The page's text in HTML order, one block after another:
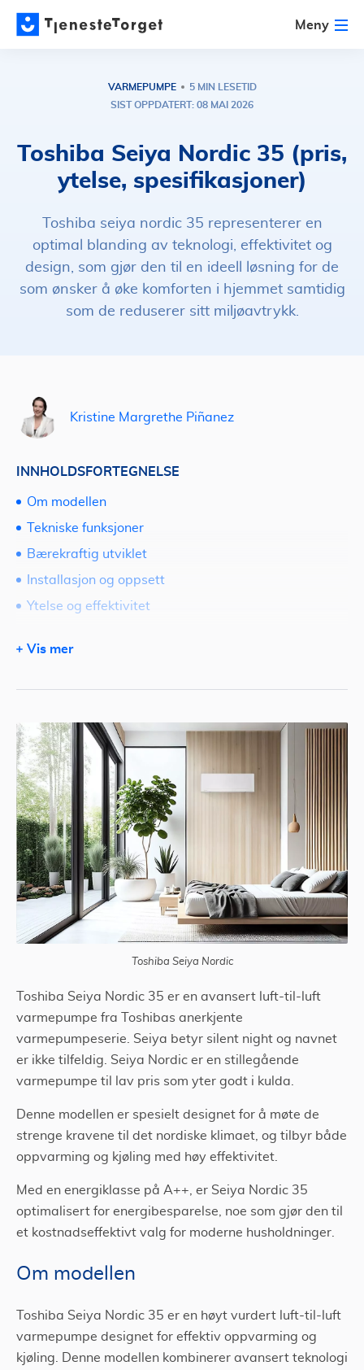
Meny
VARMEPUMPE
5 MIN LESETID
SIST OPPDATERT: 08 MAI 2026
Toshiba Seiya Nordic 35 (pris,
ytelse, spesifikasjoner)
Toshiba seiya nordic 35 representerer en
optimal blanding av teknologi, effektivitet og
design, som gjør den til en ideell løsning for de
som ønsker å øke komforten i hjemmet samtidig
som de reduserer sitt miljøavtrykk.
Toshiba Seiya Nordic
Toshiba Seiya Nordic 35 er en avansert luft-til-luft
varmepumpe fra Toshibas anerkjente
varmepumpeserie. Seiya betyr silent night og navnet
er ikke tilfeldig. Seiya Nordic er en stillegående
varmepumpe til lav pris som yter godt i kulda.
Denne modellen er spesielt designet for å møte de
strenge kravene til det nordiske klimaet, og tilbyr både
oppvarming og kjøling med høy effektivitet.
Med en energiklasse på A++, er Seiya Nordic 35
optimalisert for energibesparelse, noe som gjør den til
et kostnadseffektivt valg for moderne husholdninger.
Om modellen
Toshiba Seiya Nordic 35 er en høyt vurdert luft-til-luft
varmepumpe designet for effektiv oppvarming og
kjøling. Denne modellen kombinerer avansert teknologi
Kristine Margrethe Piñanez
INNHOLDSFORTEGNELSE
Om modellen
Tekniske funksjoner
Bærekraftig utviklet
Installasjon og oppsett
Ytelse og effektivitet
Finn tilbud via Tjenestetorget
Vis mer